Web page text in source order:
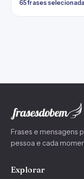
65 frases
Frases e mensagens
pessoa e cada
Explorar